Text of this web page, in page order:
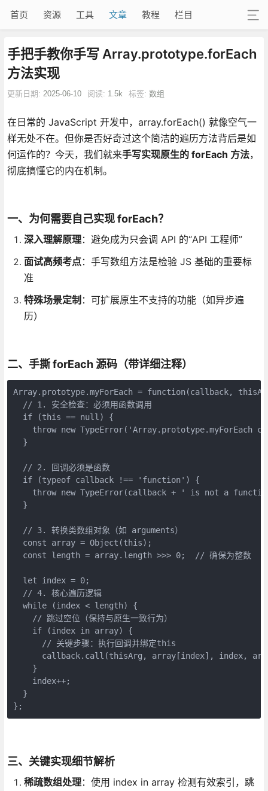
首页 资源 工具 文章 教程 栏目
手把手教你手写 Array.prototype.forEach
方法实现
更新日期: 2025-06-10 阅读: 1.5k 标签: 数组
在日常的 JavaScript 开发中，array.forEach() 就像空气一
样无处不在。但你是否好奇过这个简洁的遍历方法背后是如
何运作的？今天，我们就来手写实现原生的 forEach 方法，
彻底搞懂它的内在机制。
一、为何需要自己实现 forEach？
深入理解原理：避免成为只会调 API 的“API 工程师”
面试高频考点：手写数组方法是检验 JS 基础的重要标
准
特殊场景定制 ：可扩展原生不支持的功能（如异步遍
历）
二、手撕 forEach 源码（带详细注释）
Array.prototype.myForEach = function(callback,
  // 1. 安全检查：必须用函数调用
  if (this == null) {
throw new TypeError('Array.prototype.myForEach
  }
  // 2. 回调必须是函数
  if (typeof callback !== 'function') {
throw new TypeError(callback + ' is not a
  }
  // 3. 转换类数组对象（如 arguments）
  const array = Object(this);
  const length = array.length >>> 0;  // 确保为整数
  let index = 0;
  // 4. 核心遍历逻辑
  while (index < length) {
    // 跳过空位（保持与原生一致行为）
    if (index in array) {
      // 关键步骤：执行回调并绑定this
callback.call(thisArg, array[index], index,
    }
    index++;
  }
};
三、关键实现细节解析
稀疏数组处理：使用 index in array 检测有效索引，跳